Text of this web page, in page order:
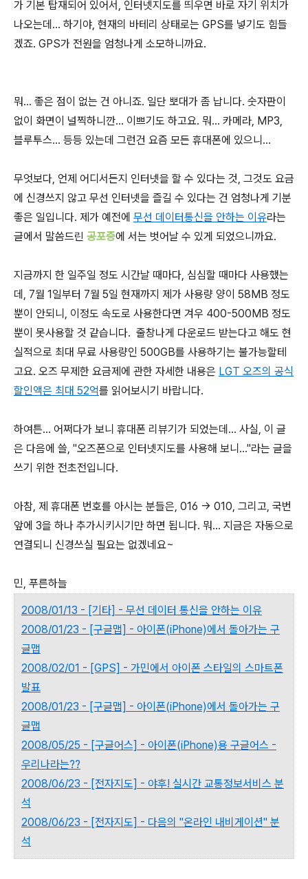
가 기본 탑재되어 있어서, 인터넷지도를 띄우면 바로 자기 위치가
나오는데... 하기야, 현재의 바테리 상태로는 GPS를 넣기도 힘들
겠죠. GPS가 전원을 엄청나게 소모하니까요.
뭐... 좋은 점이 없는 건 아니죠. 일단 뽀대가 좀 납니다. 숫자판이
없이 화면이 널찍하니깐... 이쁘기도 하고요. 뭐... 카메라, MP3,
블루투스... 등등 있는데 그런건 요즘 모든 휴대폰에 있으니...
무엇보다, 언제 어디서든지 인터넷을 할 수 있다는 것, 그것도 요금
에 신경쓰지 않고 무선 인터넷을 즐길 수 있다는 건 엄청나게 기분
좋은 일입니다. 제가 예전에 무선 데이터통신을 안하는 이유라는
글에서 말씀드린 공포증에 서는 벗어날 수 있게 되었으니까요.
지금까지 한 일주일 정도 시간날 때마다, 심심할 때마다 사용했는
데, 7월 1일부터 7월 5일 현재까지 제가 사용량 양이 58MB 정도
뿐이 안되니, 이정도 속도로 사용한다면 겨우 400-500MB 정도
뿐이 못사용할 것 같습니다. 줄창나게 다운로드 받는다고 해도 현
실적으로 최대 무료 사용량인 500GB를 사용하기는 불가능할테
고요. 오즈 무제한 요금제에 관한 자세한 내용은 LGT 오즈의 공식
할인액은 최대 52억를 읽어보시기 바랍니다.
하여튼... 어쩌다가 보니 휴대폰 리뷰기가 되었는데... 사실, 이 글
은 다음에 쓸, "오즈폰으로 인터넷지도를 사용해 보니..."라는 글을
쓰기 위한 전초전입니다.
아참, 제 휴대폰 번호를 아시는 분들은, 016 -> 010, 그리고, 국번
앞에 3을 하나 추가시키시기만 하면 됩니다. 뭐... 지금은 자동으로
연결되니 신경쓰실 필요는 없겠네요~
민, 푸른하늘
2008/01/13 - [기타] - 무선 데이터 통신을 안하는 이유
2008/01/23 - [구글맵] - 아이폰(iPhone)에서 돌아가는 구
글맵
2008/02/01 - [GPS] - 가민에서 아이폰 스타일의 스마트폰
발표
2008/01/23 - [구글맵] - 아이폰(iPhone)에서 돌아가는 구
글맵
2008/05/25 - [구글어스] - 아이폰(iPhone)용 구글어스 -
우리나라는??
2008/06/23 - [전자지도] - 야후! 실시간 교통정보서비스 분
석
2008/06/23 - [전자지도] - 다음의 "온라인 내비게이션" 분
석